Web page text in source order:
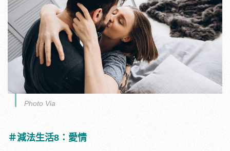
Photo Via
＃減法生活8：愛情